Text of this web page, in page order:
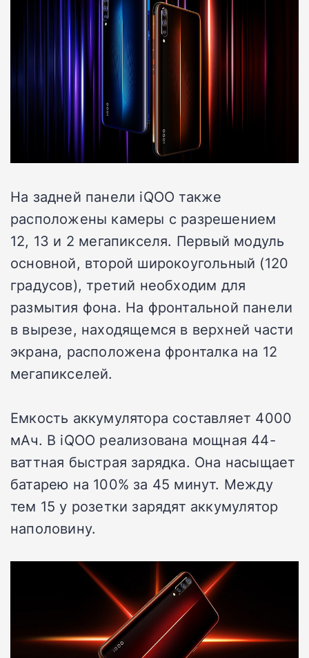
На задней панели iQOO также
расположены камеры с разрешением
12, 13 и 2 мегапикселя. Первый модуль
основной, второй широкоугольный (120
градусов), третий необходим для
размытия фона. На фронтальной панели
в вырезе, находящемся в верхней части
экрана, расположена фронталка на 12
мегапикселей.
Емкость аккумулятора составляет 4000
мАч. В iQOO реализована мощная 44-
ваттная быстрая зарядка. Она насыщает
батарею на 100% за 45 минут. Между
тем 15 у розетки зарядят аккумулятор
наполовину.